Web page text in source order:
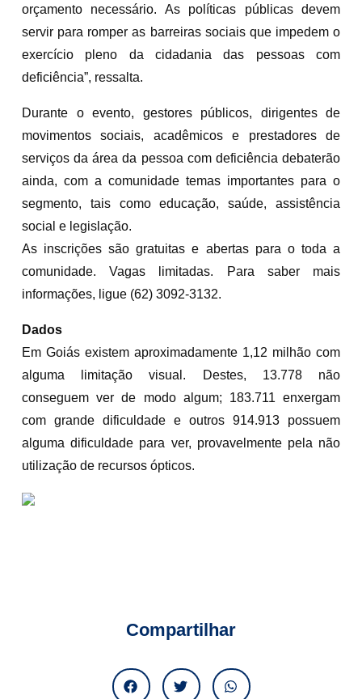
orçamento necessário. As políticas públicas devem
servir para romper as barreiras sociais que impedem o
exercício pleno da cidadania das pessoas com
deficiência”, ressalta.
Durante o evento, gestores públicos, dirigentes de
movimentos sociais, acadêmicos e prestadores de
serviços da área da pessoa com deficiência debaterão
ainda, com a comunidade temas importantes para o
segmento, tais como educação, saúde, assistência
social e legislação.
As inscrições são gratuitas e abertas para o toda a
comunidade. Vagas limitadas. Para saber mais
informações, ligue (62) 3092-3132.
Dados
Em Goiás existem aproximadamente 1,12 milhão com
alguma limitação visual. Destes, 13.778 não
conseguem ver de modo algum; 183.711 enxergam
com grande dificuldade e outros 914.913 possuem
alguma dificuldade para ver, provavelmente pela não
utilização de recursos ópticos.
Compartilhar